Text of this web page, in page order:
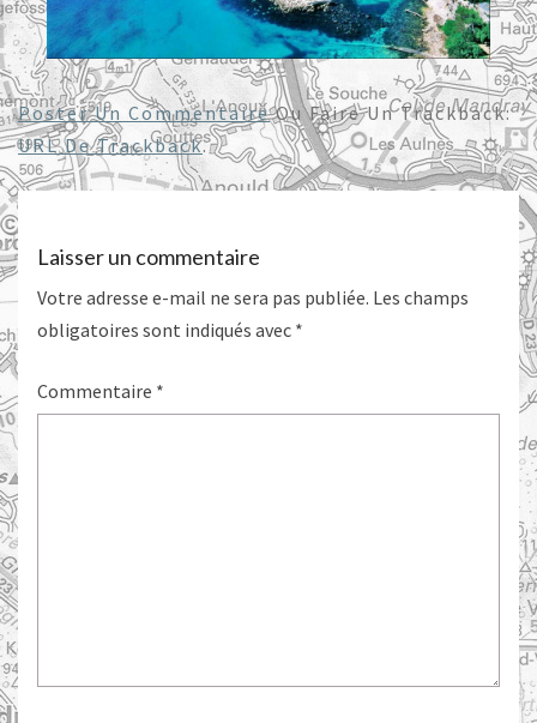
Poster Un CommentaireOu Faire Un Trackback:
URL De Trackback.
Laisser un commentaire
Votre adresse e-mail ne sera pas publiée. Les champs
obligatoires sont indiqués avec *
Commentaire *